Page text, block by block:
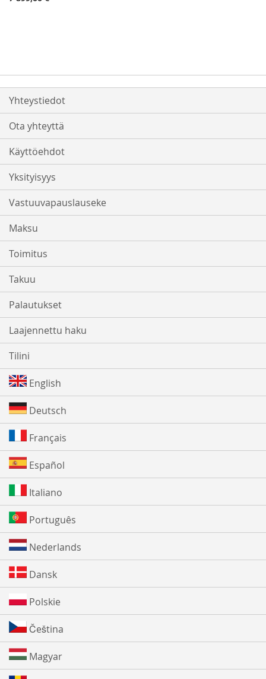
Yhteystiedot
Ota yhteyttä
Käyttöehdot
Yksityisyys
Vastuuvapauslauseke
Maksu
Toimitus
Takuu
Palautukset
Laajennettu haku
Tilini
English
Deutsch
Français
Español
Italiano
Português
Nederlands
Dansk
Polskie
Čeština
Magyar